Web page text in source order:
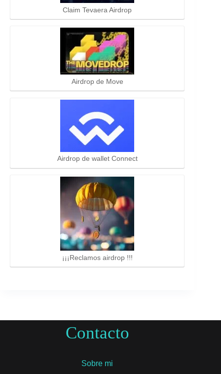
Claim Tevaera Airdrop
Airdrop de Move
Airdrop de wallet Connect
¡¡¡Reclamos airdrop !!!
Contacto
Sobre mi